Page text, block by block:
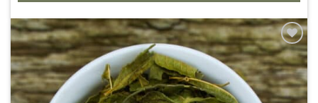
Zur
Wunschliste
hinzufügen